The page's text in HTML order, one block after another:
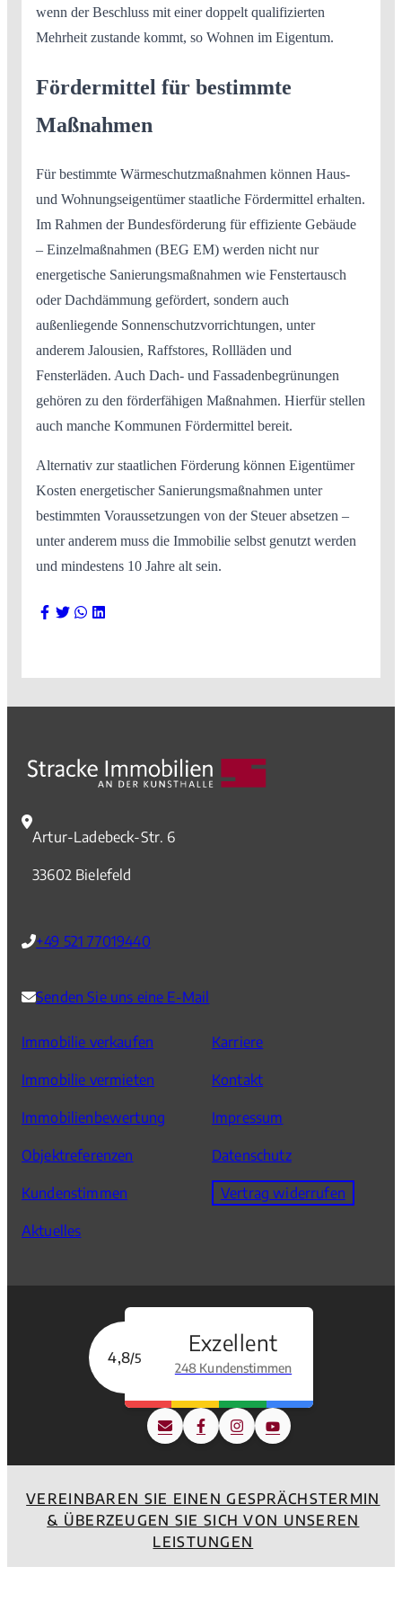
wenn der Beschluss mit einer doppelt qualifizierten
Mehrheit zustande kommt, so Wohnen im Eigentum.
Fördermittel für bestimmte
Maßnahmen
Für bestimmte Wärmeschutzmaßnahmen können Haus-
und Wohnungseigentümer staatliche Fördermittel erhalten.
Im Rahmen der Bundesförderung für effiziente Gebäude
– Einzelmaßnahmen (BEG EM) werden nicht nur
energetische Sanierungsmaßnahmen wie Fenstertausch
oder Dachdämmung gefördert, sondern auch
außenliegende Sonnenschutzvorrichtungen, unter
anderem Jalousien, Raffstores, Rollläden und
Fensterläden. Auch Dach- und Fassadenbegrünungen
gehören zu den förderfähigen Maßnahmen. Hierfür stellen
auch manche Kommunen Fördermittel bereit.
Alternativ zur staatlichen Förderung können Eigentümer
Kosten energetischer Sanierungsmaßnahmen unter
bestimmten Voraussetzungen von der Steuer absetzen –
unter anderem muss die Immobilie selbst genutzt werden
und mindestens 10 Jahre alt sein.
Artur-Ladebeck-Str. 6
33602 Bielefeld
+49 521 77019440
Senden Sie uns eine E-Mail
Immobilie verkaufen
Immobilie vermieten
Immobilienbewertung
Objektreferenzen
Kundenstimmen
Aktuelles
Karriere
Kontakt
Impressum
Datenschutz
Vertrag widerrufen
4,8/5
Exzellent
248 Kundenstimmen
VEREINBAREN SIE EINEN GESPRÄCHSTERMIN
& ÜBERZEUGEN SIE SICH VON UNSEREN
LEISTUNGEN